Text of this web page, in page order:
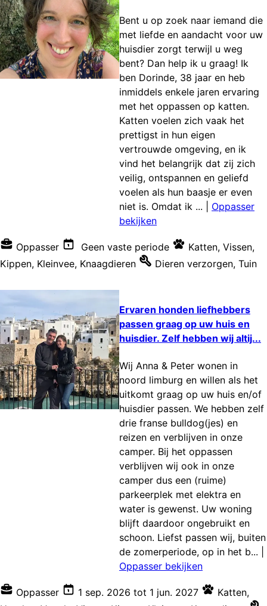
Bent u op zoek naar iemand die
met liefde en aandacht voor uw
huisdier zorgt terwijl u weg
bent? Dan help ik u graag! Ik
ben Dorinde, 38 jaar en heb
inmiddels enkele jaren ervaring
met het oppassen op katten.
Katten voelen zich vaak het
prettigst in hun eigen
vertrouwde omgeving, en ik
vind het belangrijk dat zij zich
veilig, ontspannen en geliefd
voelen als hun baasje er even
niet is. Omdat ik ...
Oppasser
bekijken
Oppasser Geen vaste periode Katten, Vissen,
Kippen, Kleinvee, Knaagdieren Dieren verzorgen, Tuin
Ervaren honden liefhebbers
passen graag op uw huis en
huisdier. Zelf hebben wij altij...
Wij Anna & Peter wonen in
noord limburg en willen als het
uitkomt graag op uw huis en/of
huisdier passen. We hebben zelf
drie franse bulldog(jes) en
reizen en verblijven in onze
camper. Bij het oppassen
verblijven wij ook in onze
camper dus een (ruime)
parkeerplek met elektra en
water is gewenst. Uw woning
blijft daardoor ongebruikt en
schoon. Liefst passen wij, buiten
de zomerperiode, op in het b...
Oppasser bekijken
Oppasser 1 sep. 2026 tot 1 jun. 2027 Katten,